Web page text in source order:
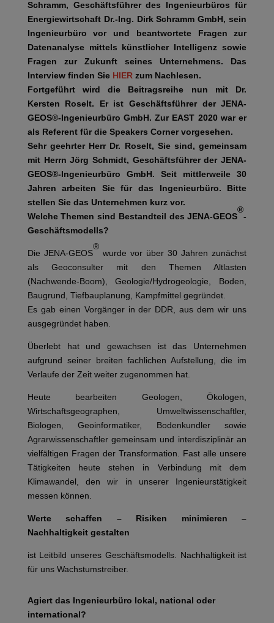
Schramm, Geschäftsführer des Ingenieurbüros für
Energiewirtschaft Dr.-Ing. Dirk Schramm GmbH, sein
Ingenieurbüro vor und beantwortete Fragen zur
Datenanalyse mittels künstlicher Intelligenz sowie
Fragen zur Zukunft seines Unternehmens. Das
Interview finden Sie HIERzum Nachlesen.
Fortgeführt wird die Beitragsreihe nun mit Dr.
Kersten Roselt. Er ist Geschäftsführer der JENA-
GEOS®-Ingenieurbüro GmbH. Zur EAST 2020 war er
als Referent für die Speakers Corner vorgesehen.
Sehr geehrter Herr Dr. Roselt, Sie sind, gemeinsam
mit Herrn Jörg Schmidt, Geschäftsführer der JENA-
GEOS®-Ingenieurbüro GmbH. Seit mittlerweile 30
Jahren arbeiten Sie für das Ingenieurbüro. Bitte
stellen Sie das Unternehmen kurz vor.
Welche Themen sind Bestandteil des JENA-GEOS
®
-
Geschäftsmodells?
Die JENA-GEOS
®
wurde vor über 30 Jahren zunächst
als Geoconsulter mit den Themen Altlasten
(Nachwende-Boom), Geologie/Hydrogeologie, Boden,
Baugrund, Tiefbauplanung, Kampfmittel gegründet.
Es gab einen Vorgänger in der DDR, aus dem wir uns
ausgegründet haben.
Überlebt hat und gewachsen ist das Unternehmen
aufgrund seiner breiten fachlichen Aufstellung, die im
Verlaufe der Zeit weiter zugenommen hat.
Heute bearbeiten Geologen, Ökologen,
Wirtschaftsgeographen, Umweltwissenschaftler,
Biologen, Geoinformatiker, Bodenkundler sowie
Agrarwissenschaftler gemeinsam und interdisziplinär an
vielfältigen Fragen der Transformation. Fast alle unsere
Tätigkeiten heute stehen in Verbindung mit dem
Klimawandel, den wir in unserer Ingenieurstätigkeit
messen können.
Werte schaffen – Risiken minimieren –
Nachhaltigkeit gestalten
ist Leitbild unseres Geschäftsmodells. Nachhaltigkeit ist
für uns Wachstumstreiber.
Agiert das Ingenieurbüro lokal, national oder
international?